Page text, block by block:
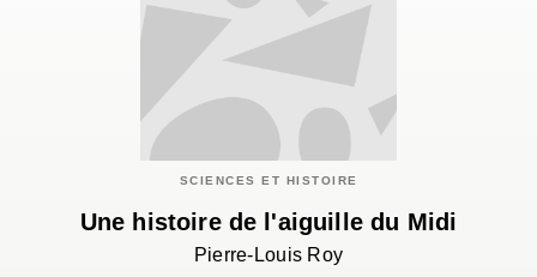
SCIENCES ET HISTOIRE
Une histoire de l'aiguille du Midi
Pierre-Louis Roy